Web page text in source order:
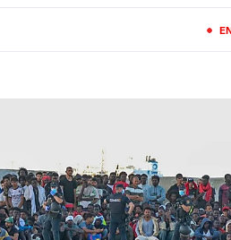
ECONOMÍA